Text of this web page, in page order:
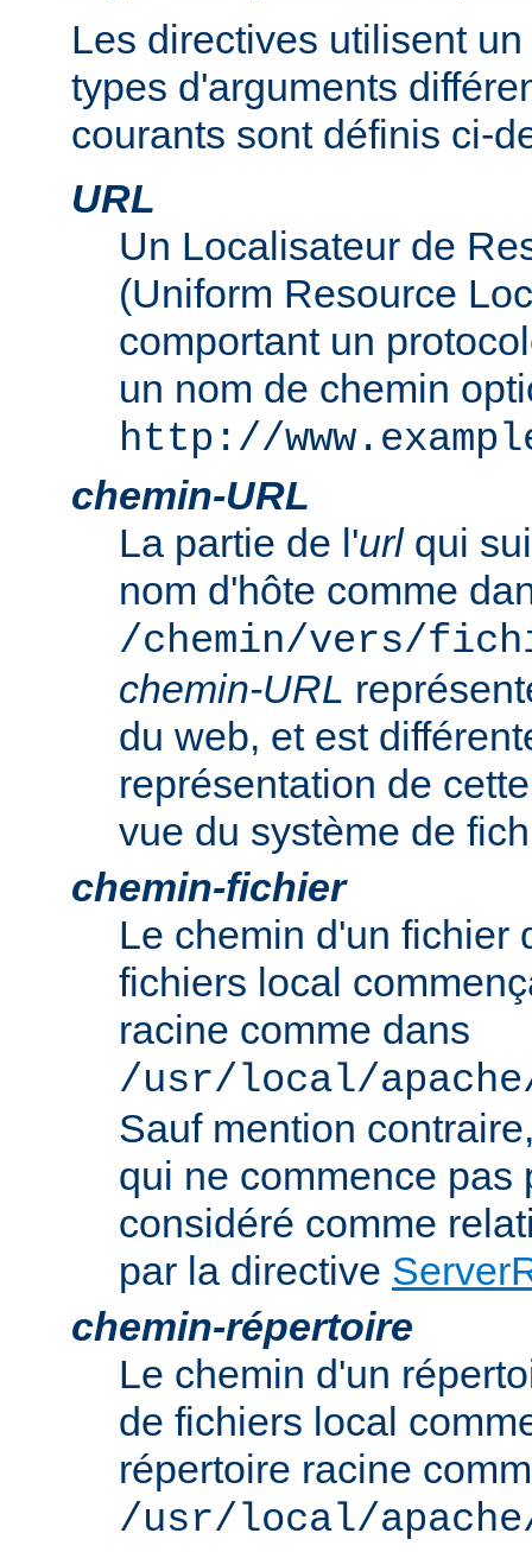
Les directives utilisent
types d'arguments
courants sont définis ci-
URL
Un Localisateur de
(Uniform Resource
comportant un
un nom de chemin
http://
chemin-URL
La partie de l'urlqui
nom d'hôte comme
/chemin/vers/
chemin-URL
du web, et est
représentation de
vue du système de
chemin-fichier
Le chemin d'un fichier
fichiers local
racine comme dans
/usr/local/
Sauf mention
qui ne commence pas
considéré comme
par la directive
chemin-répertoire
Le chemin d'un
de fichiers local
répertoire racine
/usr/local/